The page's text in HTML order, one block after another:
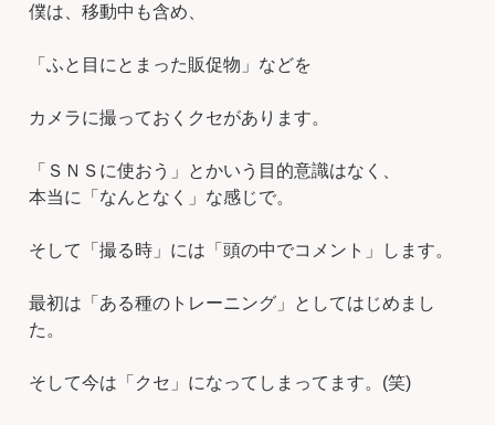
僕は、移動中も含め、
「ふと目にとまった販促物」などを
カメラに撮っておくクセがあります。
「ＳＮＳに使おう」とかいう目的意識はなく、
本当に「なんとなく」な感じで。
そして「撮る時」には「頭の中でコメント」します。
最初は「ある種のトレーニング」としてはじめまし
た。
そして今は「クセ」になってしまってます。(笑)